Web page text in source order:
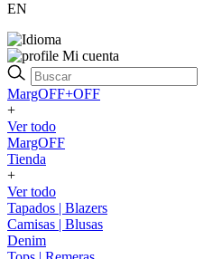
EN
Mi cuenta
MargOFF+OFF
+
Ver todo
MargOFF
Tienda
+
Ver todo
Tapados | Blazers
Camisas | Blusas
Denim